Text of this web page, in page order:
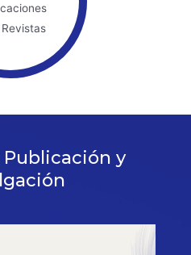
Publicación y